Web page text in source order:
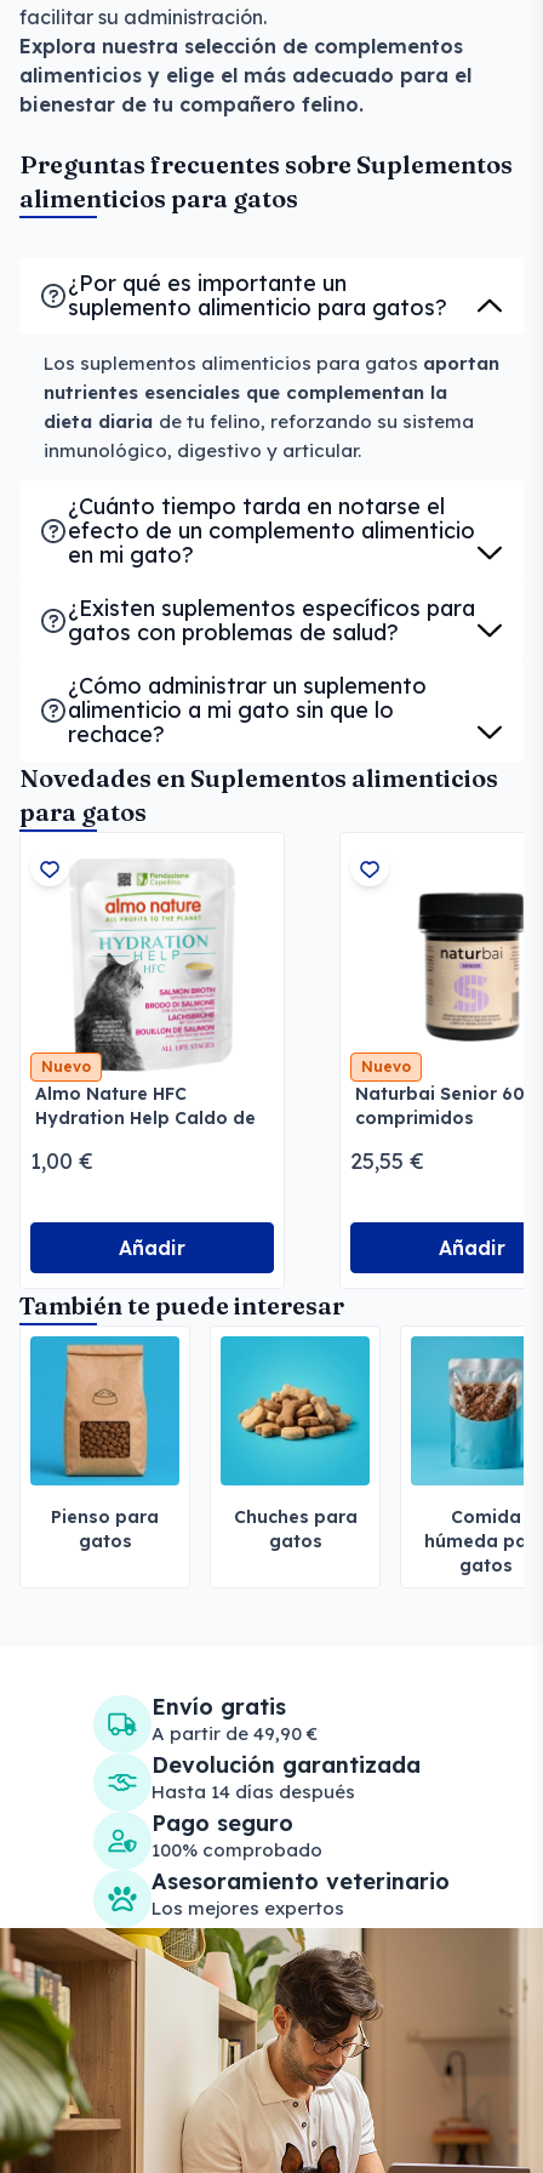
facilitar su administración.
Explora nuestra selección de complementos
alimenticios y elige el más adecuado para el
bienestar de tu compañero felino.
Preguntas frecuentes sobre Suplementos
alimenticios para gatos
¿Por qué es importante un
suplemento alimenticio para gatos?
Los suplementos alimenticios para gatos aportan
nutrientes esenciales que complementan la
dieta diaria de tu felino, reforzando su sistema
inmunológico, digestivo y articular.
¿Cuánto tiempo tarda en notarse el
efecto de un complemento alimenticio
en mi gato?
¿Existen suplementos específicos para
gatos con problemas de salud?
¿Cómo administrar un suplemento
alimenticio a mi gato sin que lo
rechace?
Novedades en Suplementos alimenticios
para gatos
Nuevo
Almo Nature HFC
Hydration Help Caldo de
Salmón
1,00 €
Añadir
Nuevo
Naturbai Senior 60
comprimidos
25,55 €
Añadir
También te puede interesar
Pienso para
gatos
Chuches para
gatos
Comida
húmeda
gatos
Envío gratis
A partir de 49,90 €
Devolución garantizada
Hasta 14 días después
Pago seguro
100% comprobado
Asesoramiento veterinario
Los mejores expertos